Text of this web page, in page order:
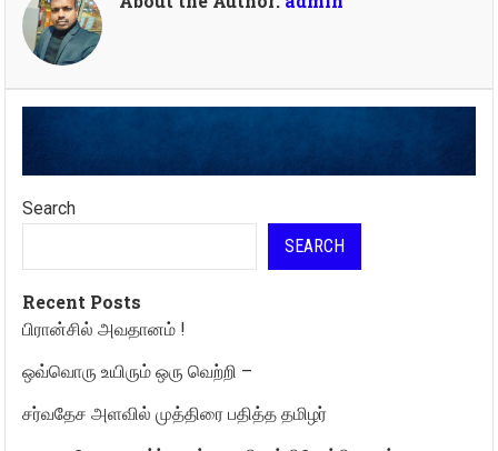
Search
SEARCH
Recent Posts
பிரான்சில் அவதானம் !
ஒவ்வொரு உயிரும் ஒரு வெற்றி –
சர்வதேச அளவில் முத்திரை பதித்த தமிழர்